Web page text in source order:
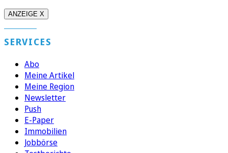
ANZEIGE X
SERVICES
Abo
Meine Artikel
Meine Region
Newsletter
Push
E-Paper
Immobilien
Jobbörse